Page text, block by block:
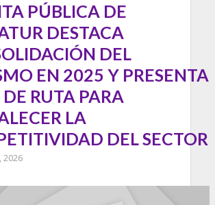
PÚBLICA DE
DESTACA
DEL
EN 2025 Y PRESENTA
RUTA PARA
LA
DEL SECTOR
2026